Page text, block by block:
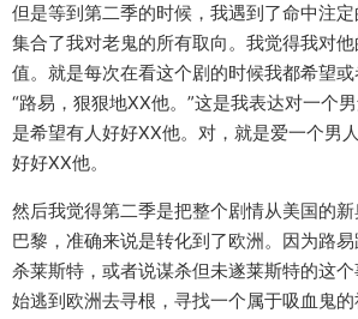
但是等到第二季的时候，我遇到了命中注
集合了我对老鬼的所有取向。我觉得我对
值。就是每次在看这个剧的时候我都希望或
“路易，狠狠地XX他。”这是我表达对一个
是希望有人好好XX他。对，就是爱一个男
好好XX他。
然后我觉得第二季是把整个剧情从美国的
巴黎，准确来说是转化到了欧洲。因为路
杀莱斯特，或者说谋杀但未遂莱斯特的这
始逃到欧洲去寻根，寻找一个属于吸血鬼